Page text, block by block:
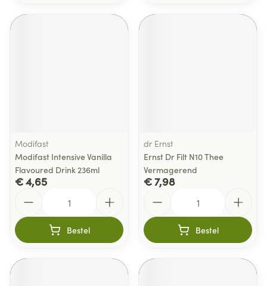
Modifast
Modifast Intensive Vanilla
Flavoured Drink 236ml
€ 4,65
Bestel
dr Ernst
Ernst Dr Filt N10 Thee
Vermagerend
€ 7,98
Bestel